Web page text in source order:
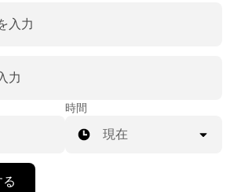
入力
力
時間
現在